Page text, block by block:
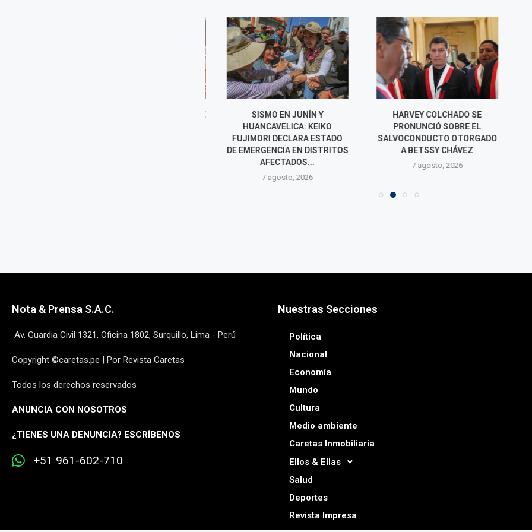
SISMO EN JUNÍN Y
HUANCAVELICA: KEIKO
FUJIMORI DECLARA ESTADO
DE EMERGENCIA EN DISTRITOS
AFECTADOS...
7 agosto, 2026
HARVEY COLCHADO SE
PRONUNCIÓ SOBRE EL
SALVOCONDUCTO OTORGADO
A BETSSY CHÁVEZ
7 agosto, 2026
PODER
PEDIDO DE
FAVOR DE
Nota & Prensa S.A.C.
Av. Guardia Civil 1321, Oficina 1802, Surquillo, Lima - Perú
Copyright ©caretas.pe | Por Revista Caretas
Todos los derechos reservados
ANUNCIA CON NOSOTROS
¿TIENES UNA DENUNCIA? ESCRÍBENOS
+51 961-602-710
Nuestras Secciones
Política
Nacional
Economía
Mundo
Cultura
Medio ambiente
Caretas Inmobiliaria
Ellos & Ellas
Salud
Deportes
Revista Impresa